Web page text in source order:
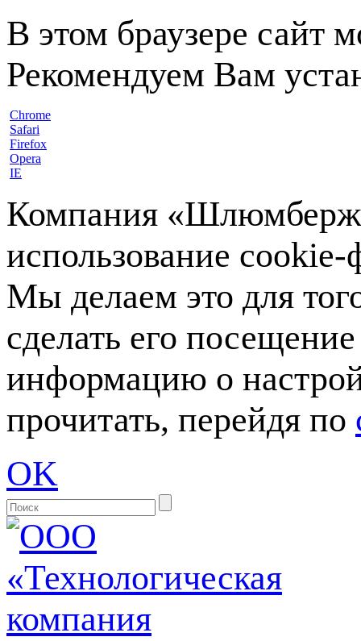
В этом браузере сайт
Рекомендуем Вам
Chrome
Safari
Firefox
Opera
IE
Компания
использование
Мы делаем это для
сделать его
информацию о
прочитать, перейдя по
OK